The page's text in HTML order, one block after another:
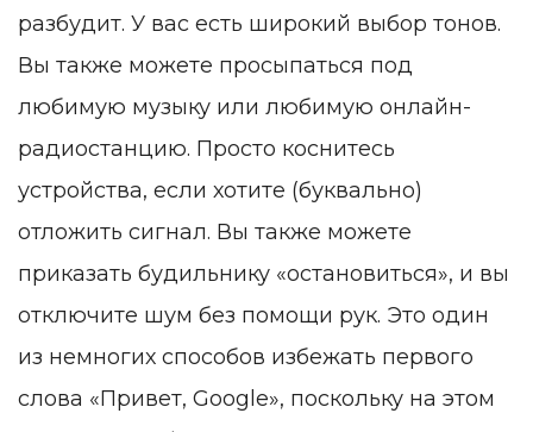
разбудит. У вас есть широкий выбор тонов.
Вы также можете просыпаться под
любимую музыку или любимую онлайн-
радиостанцию. Просто коснитесь
устройства, если хотите (буквально)
отложить сигнал. Вы также можете
приказать будильнику «остановиться», и вы
отключите шум без помощи рук. Это один
из немногих способов избежать первого
слова «Привет, Google», поскольку на этом